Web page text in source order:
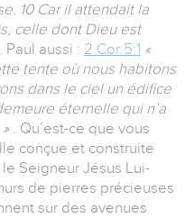
10 Car il attendait la
celle dont Dieu est
. Paul aussi : 2 Cor.5:1 «
tente où nous habitons
dans le ciel un édifice
éternelle qui n’a
. Qu’est-ce que vous
conçue et construite
Seigneur Jésus Lui-
de pierres précieuses
sur des avenues